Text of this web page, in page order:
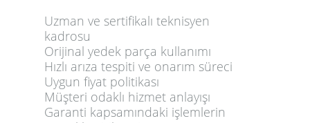
Uzman ve sertifikalı teknisyen
kadrosu
Orijinal yedek parça kullanımı
Hızlı arıza tespiti ve onarım süreci
Uygun fiyat politikası
Müşteri odaklı hizmet anlayışı
Garanti kapsamındaki işlemlerin